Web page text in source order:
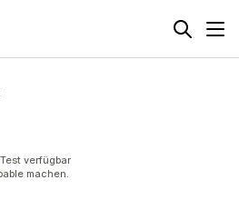
verfügbar
machen.